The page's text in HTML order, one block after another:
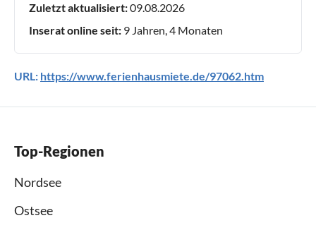
Zuletzt aktualisiert:09.08.2026
Inserat online seit: 9 Jahren, 4 Monaten
URL: https://www.ferienhausmiete.de/97062.htm
Top-Regionen
Nordsee
Ostsee